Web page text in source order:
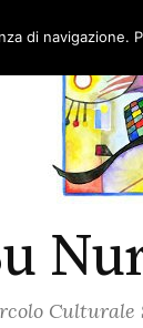
Culturale
di navigazione.